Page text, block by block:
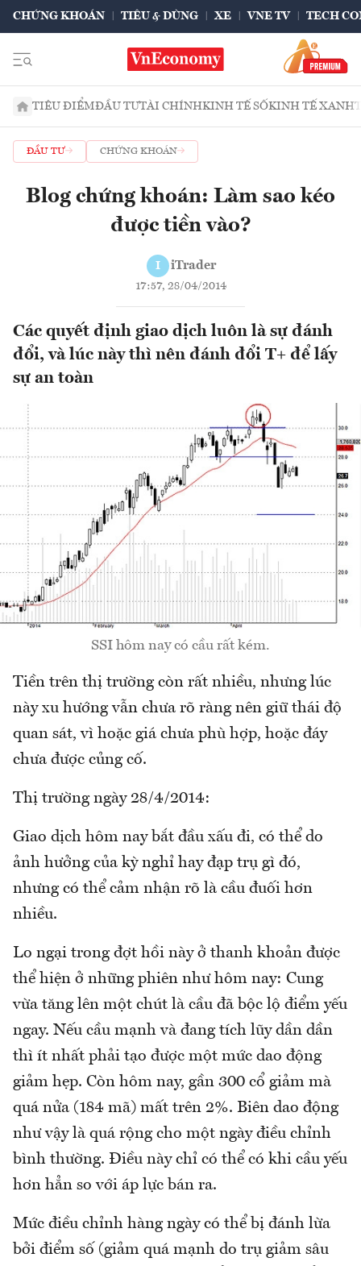
CHỨNG KHOÁN TIÊU & DÙNG XE VNE TV TECH
TIÊU ĐIỂMĐẦU TƯTÀI CHÍNHKINH TẾ SỐKINH TẾ XANH
ĐẦU TƯ CHỨNG KHOÁN
Blog chứng khoán: Làm sao kéo
được tiền vào?
I iTrader
17:57, 28/04/2014
Các quyết định giao dịch luôn là sự đánh
đổi, và lúc này thì nên đánh đổi T+ để lấy
sự an toàn
SSI hôm nay có cầu rất kém.
Tiền trên thị trường còn rất nhiều, nhưng lúc
này xu hướng vẫn chưa rõ ràng nên giữ thái độ
quan sát, vì hoặc giá chưa phù hợp, hoặc đáy
chưa được củng cố.
Thị trường ngày 28/4/2014:
Giao dịch hôm nay bắt đầu xấu đi, có thể do
ảnh hưởng của kỳ nghỉ hay đạp trụ gì đó,
nhưng có thể cảm nhận rõ là cầu đuối hơn
nhiều.
Lo ngại trong đợt hồi này ở thanh khoản được
thể hiện ở những phiên như hôm nay: Cung
vừa tăng lên một chút là cầu đã bộc lộ điểm yếu
ngay. Nếu cầu mạnh và đang tích lũy dần dần
thì ít nhất phải tạo được một mức dao động
giảm hẹp. Còn hôm nay, gần 300 cổ giảm mà
quá nửa (184 mã) mất trên 2%. Biên dao động
như vậy là quá rộng cho một ngày điều chỉnh
bình thường. Điều này chỉ có thể có khi cầu yếu
hơn hẳn so với áp lực bán ra.
Mức điều chỉnh hàng ngày có thể bị đánh lừa
bởi điểm số (giảm quá mạnh do trụ giảm sâu